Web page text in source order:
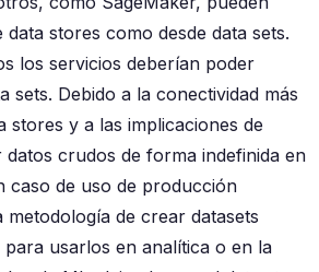
stores como desde data sets.
los servicios deberían poder
sets. Debido a la conectividad más
stores y a las implicaciones de
crudos de forma indefinida en
caso de uso de producción
de crear datasets
usarlos en analítica o en la